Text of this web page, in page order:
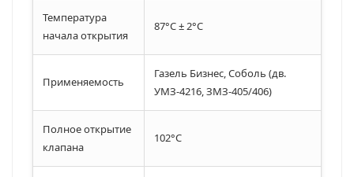
Температура
начала открытия
87°C ± 2°C
Применяемость
Газель Бизнес, Соболь (дв.
УМЗ-4216, ЗМЗ-405/406)
Полное открытие
клапана
102°C